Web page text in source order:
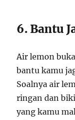
6. Bantu
Air lemon
bantu kamu
Soalnya air
ringan dan
yang kamu